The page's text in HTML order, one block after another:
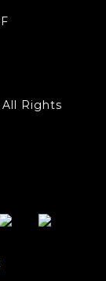
Rights